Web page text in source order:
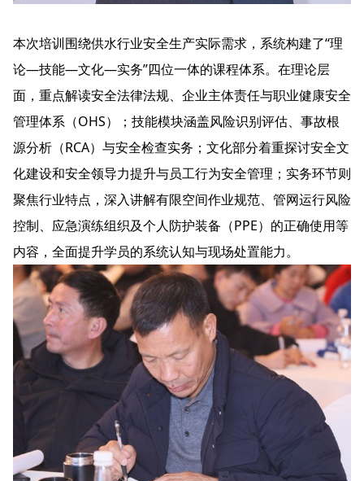
本次培训围绕供水行业安全生产实际需求，系统构建了“理
论—技能—文化—实务”四位一体的课程体系。在理论层
面，重点解读安全法律法规、企业主体责任与职业健康安全
管理体系（OHS）；技能模块涵盖风险识别评估、事故根
源分析（RCA）与安全检查实务；文化部分着重探讨安全文
化建设和安全领导力提升与员工行为安全管理；实务环节则
聚焦行业特点，深入讲解有限空间作业规范、管网运行风险
控制、应急演练组织及个人防护装备（PPE）的正确使用等
内容，全面提升学员的系统认知与现场处置能力。